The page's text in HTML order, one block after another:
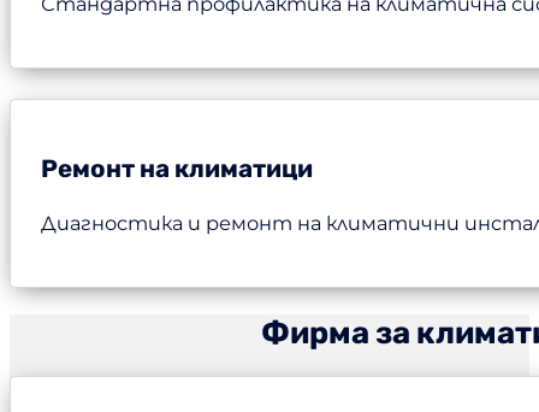
Ремонт на климатици
Диагностика и ремонт на климатични
Фирма за